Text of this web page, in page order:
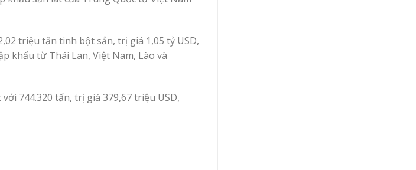
triệu tấn tinh bột sắn, trị giá 1,05 tỷ USD,
khẩu từ Thái Lan, Việt Nam, Lào và
744.320 tấn, trị giá 379,67 triệu USD,